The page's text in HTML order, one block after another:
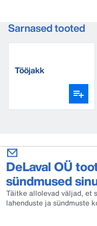
Sarnased tooted
Tööjakk
DeLaval OÜ
sündmused
Täitke allolevad väljad, et
lahenduste ja sündmuste